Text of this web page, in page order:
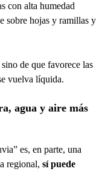
con alta humedad
sobre hojas y ramillas y
de que favorece las
vuelva líquida.
agua y aire más
es, en parte, una
regional, sí puede